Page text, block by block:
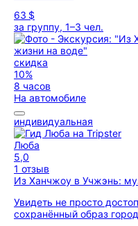
63 $
за группу, 1–3 чел.
скидка
10%
8 часов
На автомобиле
индивидуальная
Люба
5,0
1 отзыв
Из Ханчжоу в Учжэнь:
Увидеть не просто
сохранённый образ